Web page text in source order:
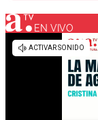
Los
EN VIVO